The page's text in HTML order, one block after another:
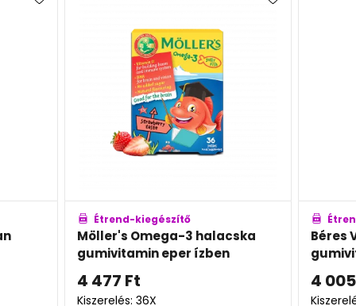
Étrend-kiegészítő
Möller's Omega-3 halacska
gumivitamin eper ízben
4 477 Ft
Kiszerelés: 36X
Béres
4 005